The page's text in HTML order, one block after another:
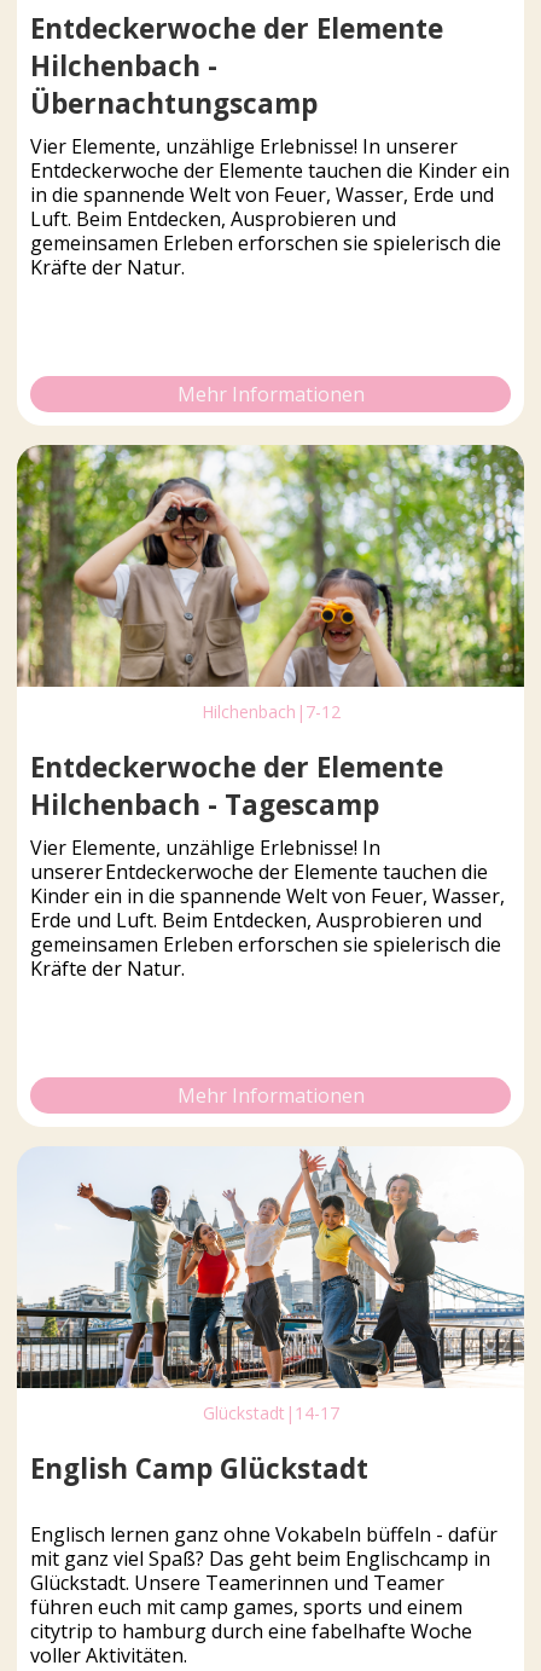
Entdeckerwoche der Elemente
Hilchenbach -
Übernachtungscamp
Vier Elemente, unzählige Erlebnisse! In unserer
Entdeckerwoche der Elemente tauchen die Kinder ein
in die spannende Welt von Feuer, Wasser, Erde und
Luft. Beim Entdecken, Ausprobieren und
gemeinsamen Erleben erforschen sie spielerisch die
Kräfte der Natur.
Mehr Informationen
Hilchenbach | 7-12
Entdeckerwoche der Elemente
Hilchenbach - Tagescamp
Vier Elemente, unzählige Erlebnisse! In
unserer Entdeckerwoche der Elemente tauchen die
Kinder ein in die spannende Welt von Feuer, Wasser,
Erde und Luft. Beim Entdecken, Ausprobieren und
gemeinsamen Erleben erforschen sie spielerisch die
Kräfte der Natur.
Mehr Informationen
Glückstadt | 14-17
English Camp Glückstadt
Englisch lernen ganz ohne Vokabeln büffeln - dafür
mit ganz viel Spaß? Das geht beim Englischcamp in
Glückstadt. Unsere Teamerinnen und Teamer
führen euch mit camp games, sports und einem
citytrip to hamburg durch eine fabelhafte Woche
voller Aktivitäten.